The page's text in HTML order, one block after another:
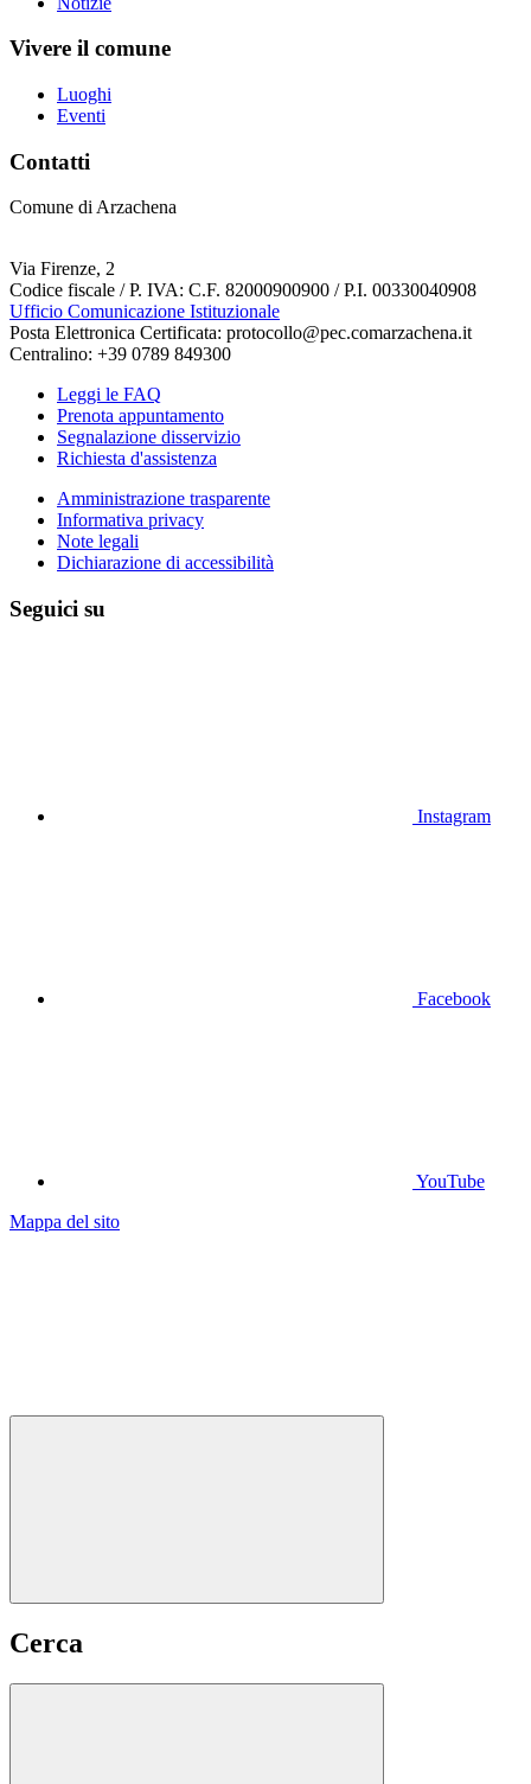
Vivere il comune
Luoghi
Eventi
Contatti
Comune di Arzachena
Via Firenze, 2
Codice fiscale / P. IVA: C.F. 82000900900 / P.I. 00330040908
Ufficio Comunicazione Istituzionale
Posta Elettronica Certificata: protocollo@pec.comarzachena.it
Centralino: +39 0789 849300
Leggi le FAQ
Prenota appuntamento
Segnalazione disservizio
Richiesta d'assistenza
Amministrazione trasparente
Informativa privacy
Note legali
Dichiarazione di accessibilità
Seguici su
Instagram
Facebook
YouTube
Mappa del sito
Cerca